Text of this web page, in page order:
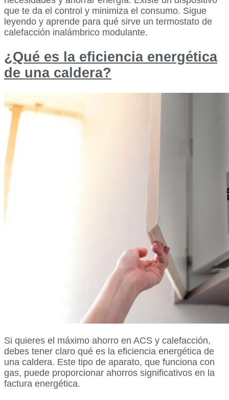
que te da el control y minimiza el consumo. Sigue
leyendo y aprende para qué sirve un termostato de
calefacción inalámbrico modulante.
¿Qué es la eficiencia energética
de una caldera?
Si quieres el máximo ahorro en ACS y calefacción,
debes tener claro qué es la eficiencia energética de
una caldera. Este tipo de aparato, que funciona con
gas, puede proporcionar ahorros significativos en la
factura energética.